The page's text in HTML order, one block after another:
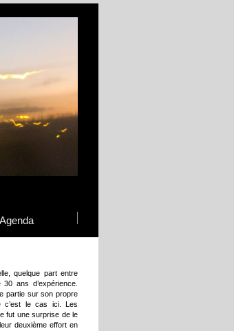
Agenda
quelque part entre
ans d’expérience.
partie sur son propre
c’est le cas ici. Les
fut une surprise de le
deuxième effort en